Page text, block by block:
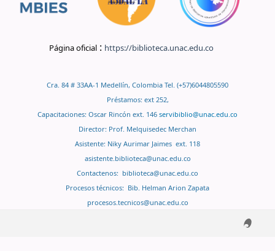
Página oficial : https://biblioteca.unac.edu.co
Cra. 84 # 33AA-1 Medellín, Colombia Tel. (+57)6044805590
Préstamos: ext 252,
Capacitaciones: Oscar Rincón ext. 146 servibiblio@unac.edu.co
Director: Prof. Melquisedec Merchan
Asistente: Niky Aurimar Jaimes ext. 118
asistente.biblioteca@unac.edu.co
Contactenos: biblioteca@unac.edu.co
Procesos técnicos: Bib. Helman Arion Zapata
procesos.tecnicos@unac.edu.co